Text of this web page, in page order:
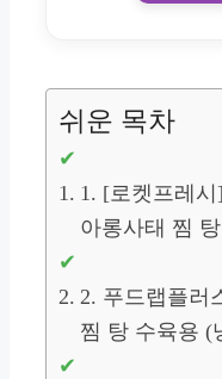
쉬운 목차
1. [로켓프레
아롱사태 찜
2. 푸드랩플러
찜 탕 수육용 (